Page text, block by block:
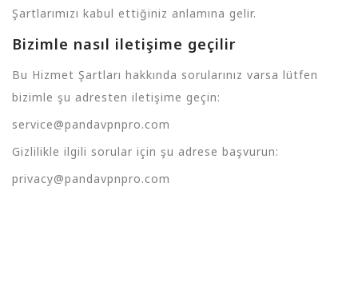
Şartlarımızı kabul ettiğiniz anlamına gelir.
Bizimle nasıl iletişime geçilir
Bu Hizmet Şartları hakkında sorularınız varsa lütfen
bizimle şu adresten iletişime geçin:
service@pandavpnpro.com
Gizlilikle ilgili sorular için şu adrese başvurun:
privacy@pandavpnpro.com